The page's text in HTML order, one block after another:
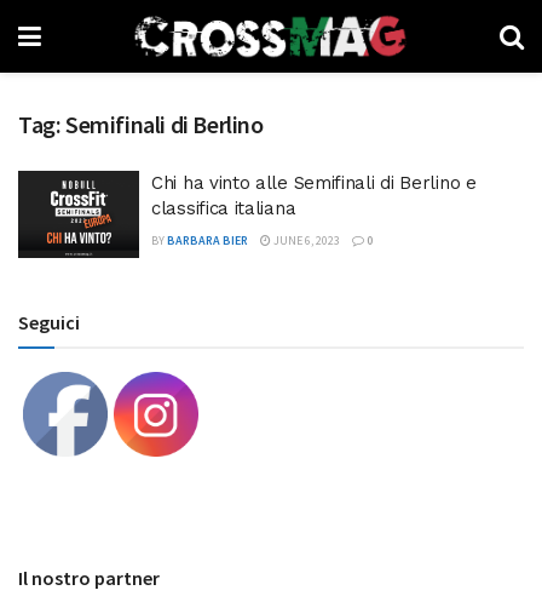
Tag:Semifinali di Berlino
Chi ha vinto alle Semifinali di Berlino e
classifica italiana
BYBARBARA BIER JUNE 6, 2023 0
Seguici
Il nostro partner